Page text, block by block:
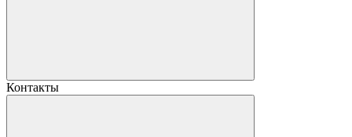
Контакты